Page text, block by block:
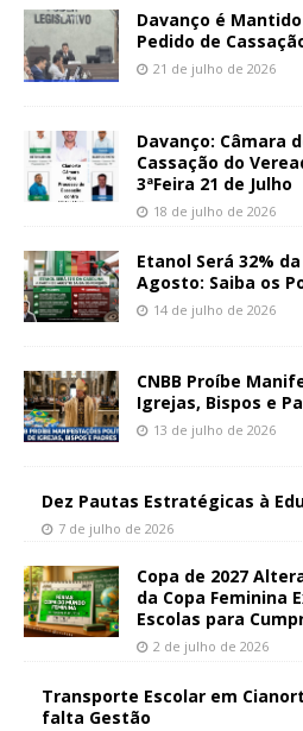
Davanço é
Pedido de
21 de julho de 2026
Davanço: Câmara
Cassação do
3ªFeira 21 de Julho
18 de julho de 2026
Etanol Será 32%
Agosto: Saiba os
14 de julho de 2026
CNBB Proíbe
Igrejas, Bispos e
13 de julho de 2026
Dez Pautas Estratégicas à
7 de julho de 2026
Copa de 2027
da Copa Feminina
Escolas para
2 de julho de 2026
Transporte Escolar em
falta Gestão